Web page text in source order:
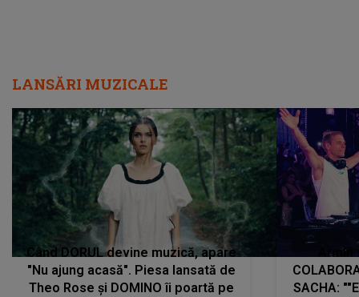
LANSĂRI MUZICALE
Când DORUL devine muzică, apare
"Nu ajung acasă". Piesa lansată de
Theo Rose și DOMINO îi poartă pe
SACHA: